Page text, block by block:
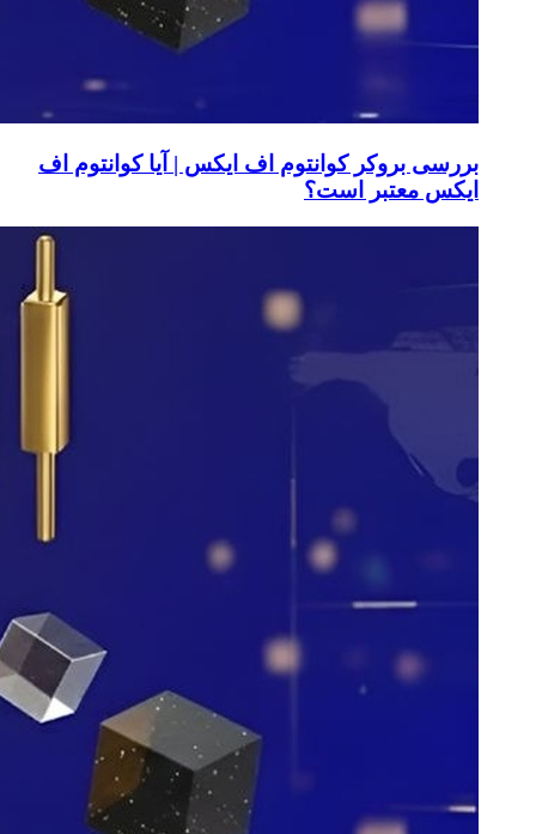
بررسی بروکر کوانتوم اف ایکس | آیا کوانتوم اف
ایکس معتبر است؟